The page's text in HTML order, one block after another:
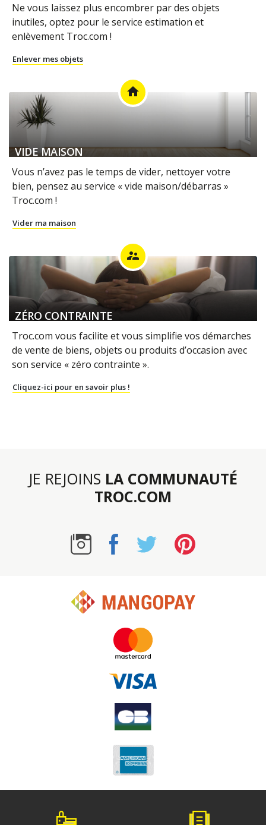
Ne vous laissez plus encombrer par des objets
inutiles, optez pour le service estimation et
enlèvement Troc.com !
Enlever mes objets
home
VIDE MAISON
Vous n’avez pas le temps de vider, nettoyer votre
bien, pensez au service « vide maison/débarras »
Troc.com !
Vider ma maison
supervisor_account
ZÉRO CONTRAINTE
Troc.com vous facilite et vous simplifie vos démarches
de vente de biens, objets ou produits d’occasion avec
son service « zéro contrainte ».
Cliquez-ici pour en savoir plus !
JE REJOINS LA COMMUNAUTÉ
TROC.COM